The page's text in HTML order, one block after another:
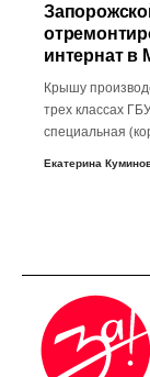
интернат в
Крышу
трех классах
специальная
Екатерина